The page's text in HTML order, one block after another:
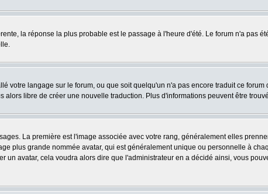
la réponse la plus probable est le passage à l'heure d'été. Le forum n'a pas
votre langage sur le forum, ou que soit quelqu'un n'a pas encore traduit ce
libre de créer une nouvelle traduction. Plus d'informations peuvent être
La première est l'image associée avec votre rang, généralement elles
plus grande nommée avatar, qui est généralement unique ou personnelle à
avatar, cela voudra alors dire que l'administrateur en a décidé ainsi, vous